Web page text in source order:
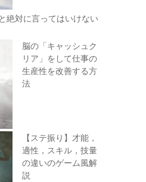
絶対に言ってはいけない
脳の「キャッシュク
リア」をして仕事の
生産性を改善する方
法
【ステ振り】才能，
適性，スキル，技量
の違いのゲーム風解
説